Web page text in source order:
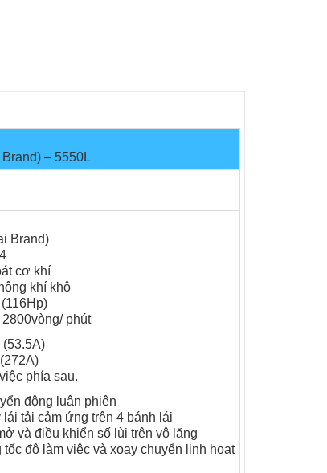
– 5550L
Brand)
cơ khí
khí khô
phút
(53.5A)
phía sau.
động luân phiên
tải cảm ứng trên 4 bánh lái
và điều khiển số lùi trên vô lăng
độ làm việc và xoay chuyển linh hoạt